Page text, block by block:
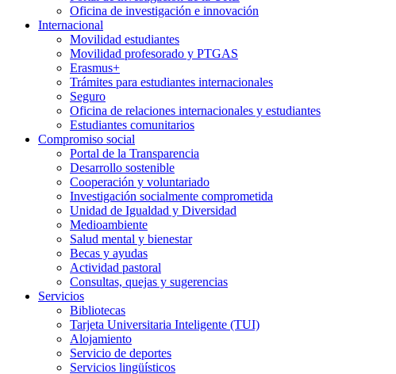
Oficina de investigación e innovación
Internacional
Movilidad estudiantes
Movilidad profesorado y PTGAS
Erasmus+
Trámites para estudiantes internacionales
Seguro
Oficina de relaciones internacionales y estudiantes
Estudiantes comunitarios
Compromiso social
Portal de la Transparencia
Desarrollo sostenible
Cooperación y voluntariado
Investigación socialmente comprometida
Unidad de Igualdad y Diversidad
Medioambiente
Salud mental y bienestar
Becas y ayudas
Actividad pastoral
Consultas, quejas y sugerencias
Servicios
Bibliotecas
Tarjeta Universitaria Inteligente (TUI)
Alojamiento
Servicio de deportes
Servicios lingüísticos